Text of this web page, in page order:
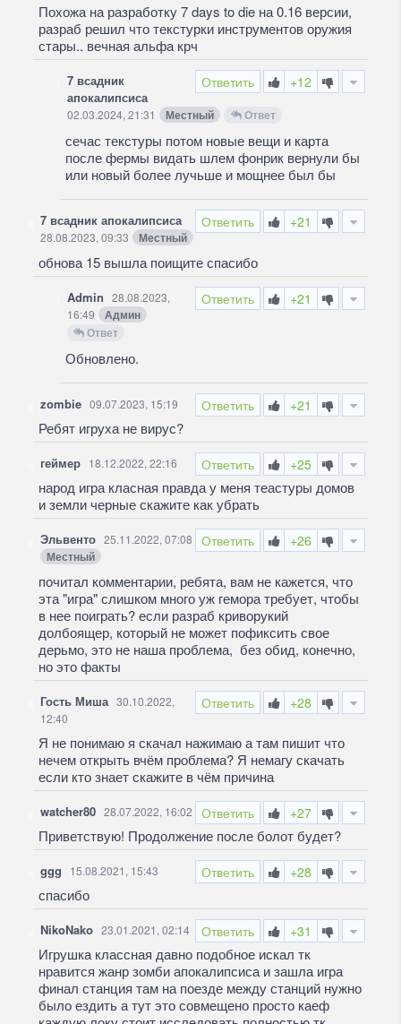
Похожа на разработку 7 days to die на 0.16 версии,
разраб решил что текстурки инструментов оружия
стары.. вечная альфа крч
Ответить +12
7 всадник
апокалипсиса
02.03.2024, 21:31 Местный Ответ
сечас текстуры потом новые вещи и карта
после фермы видать шлем фонрик вернули бы
или новый более лучьше и мощнее был бы
Ответить +21
7 всадник апокалипсиса
28.08.2023, 09:33 Местный
обнова 15 вышла поищите спасибо
Ответить +21
Admin 28.08.2023,
16:49
Админ
Ответ
Обновлено.
Ответить +21
zombie 09.07.2023, 15:19
Ребят игруха не вирус?
Ответить +25
геймер 18.12.2022, 22:16
народ игра класная правда у меня теастуры домов
и земли черные скажите как убрать
Ответить +26
Эльвенто 25.11.2022, 07:08
Местный
почитал комментарии, ребята, вам не кажется, что
эта "игра" слишком много уж гемора требует, чтобы
в нее поиграть? если разраб криворукий
долбоящер, который не может пофиксить свое
дерьмо, это не наша проблема, без обид, конечно,
но это факты
Ответить +28
Гость Миша 30.10.2022,
12:40
Я не понимаю я скачал нажимаю а там пишит что
нечем открыть вчём проблема? Я немагу скачать
если кто знает скажите в чём причина
Ответить +27
watcher80 28.07.2022, 16:02
Приветствую! Продолжение после болот будет?
Ответить +28
ggg 15.08.2021, 15:43
спасибо
Ответить +31
NikoNako 23.01.2021, 02:14
Игрушка классная давно подобное искал тк
нравится жанр зомби апокалипсиса и зашла игра
финал станция там на поезде между станций нужно
было ездить а тут это совмещено просто каеф